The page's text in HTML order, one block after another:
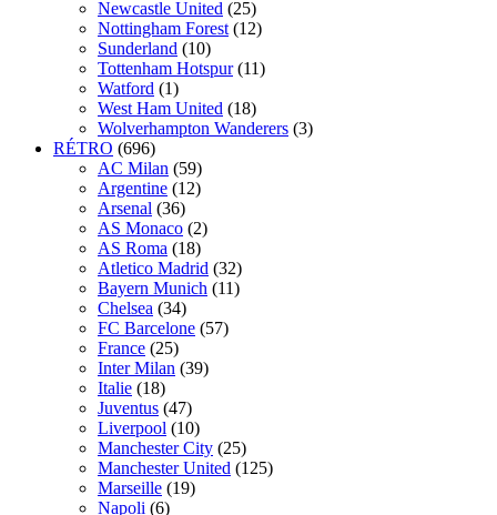
Newcastle United (25)
Nottingham Forest (12)
Sunderland (10)
Tottenham Hotspur (11)
Watford (1)
West Ham United (18)
Wolverhampton Wanderers (3)
RÉTRO (696)
AC Milan (59)
Argentine (12)
Arsenal (36)
AS Monaco (2)
AS Roma (18)
Atletico Madrid (32)
Bayern Munich (11)
Chelsea (34)
FC Barcelone (57)
France (25)
Inter Milan (39)
Italie (18)
Juventus (47)
Liverpool (10)
Manchester City (25)
Manchester United (125)
Marseille (19)
Napoli (6)